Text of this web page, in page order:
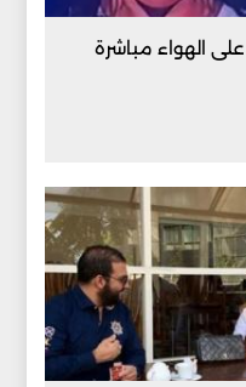
على الهواء مباشرة